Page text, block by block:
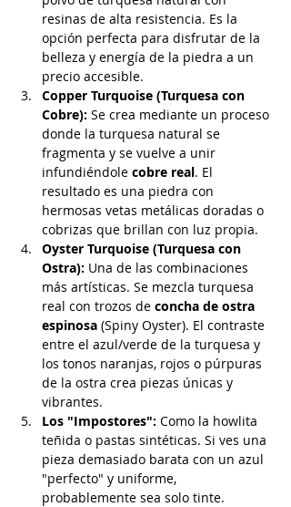
resinas de alta resistencia. Es la
opción perfecta para disfrutar de la
belleza y energía de la piedra a un
precio accesible.
Copper Turquoise (Turquesa con
Cobre): Se crea mediante un proceso
donde la turquesa natural se
fragmenta y se vuelve a unir
infundiéndole cobre real. El
resultado es una piedra con
hermosas vetas metálicas doradas o
cobrizas que brillan con luz propia.
Oyster Turquoise (Turquesa con
Ostra): Una de las combinaciones
más artísticas. Se mezcla turquesa
real con trozos de concha de ostra
espinosa (Spiny Oyster). El contraste
entre el azul/verde de la turquesa y
los tonos naranjas, rojos o púrpuras
de la ostra crea piezas únicas y
vibrantes.
Los "Impostores": Como la howlita
teñida o pastas sintéticas. Si ves una
pieza demasiado barata con un azul
"perfecto" y uniforme,
probablemente sea solo tinte.